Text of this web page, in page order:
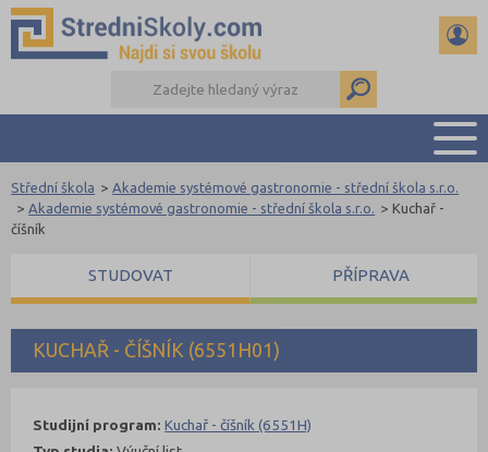
PŘEHLED ŠKOL
DŮLEŽITÉ TERMÍNY
REFERÁTY A SEMINÁRKY
DALŠÍ DRUHY ŠKOL
KUCHAŘ - ČÍŠNÍK (6551H01)
Střední škola > Akademie systémové gastronomie - střední škola s.r.o.
> Akademie systémové gastronomie - střední škola s.r.o. > Kuchař -
číšník
Studijní program:Kuchař - číšník (6551H)
STUDOVAT PŘÍPRAVA